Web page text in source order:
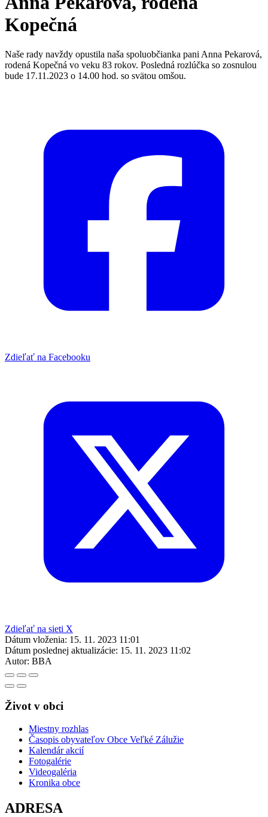
Kopečná
Naše rady navždy opustila naša spoluobčianka pani Anna Pekarová,
rodená Kopečná vo veku 83 rokov. Posledná rozlúčka so zosnulou
bude 17.11.2023 o 14.00 hod. so svätou omšou.
Zdieľať na Facebooku
Zdieľať na sieti X
Dátum vloženia: 15. 11. 2023 11:01
Dátum poslednej aktualizácie: 15. 11. 2023 11:02
Autor: BBA
Život v obci
Miestny rozhlas
Časopis obyvateľov Obce Veľké Zálužie
Kalendár akcií
Fotogalérie
Videogaléria
Kronika obce
ADRESA